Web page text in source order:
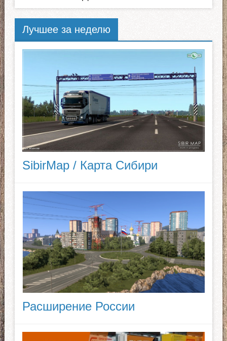
Лучшее за неделю
SibirMap / Карта Сибири
Расширение России